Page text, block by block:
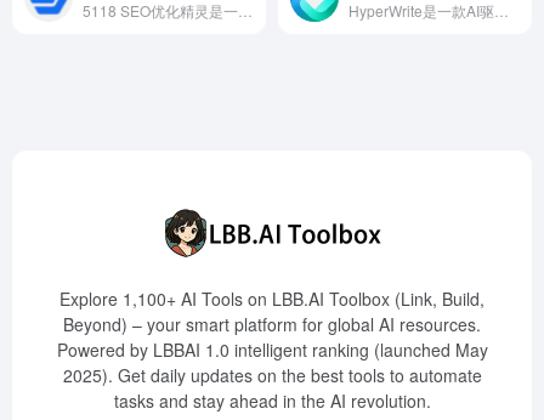
Explore 1,100+ AI Tools on LBB.AI Toolbox (Link, Build,
Beyond) – your smart platform for global AI resources.
Powered by LBBAI 1.0 intelligent ranking (launched May
2025). Get daily updates on the best tools to automate
tasks and stay ahead in the AI revolution.